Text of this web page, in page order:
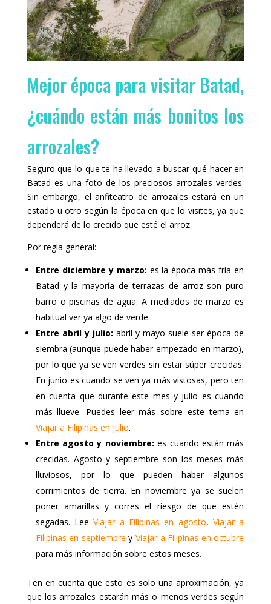
Mejor época para visitar Batad,
¿cuándo están más bonitos los
arrozales?
Seguro que lo que te ha llevado a buscar qué hacer en
Batad es una foto de los preciosos arrozales verdes.
Sin embargo, el anfiteatro de arrozales estará en un
estado u otro según la época en que lo visites, ya que
dependerá de lo crecido que esté el arroz.
Por regla general:
Entre diciembre y marzo: es la época más fría en
Batad y la mayoría de terrazas de arroz son puro
barro o piscinas de agua. A mediados de marzo es
habitual ver ya algo de verde.
Entre abril y julio: abril y mayo suele ser época de
siembra (aunque puede haber empezado en marzo),
por lo que ya se ven verdes sin estar súper crecidas.
En junio es cuando se ven ya más vistosas, pero ten
en cuenta que durante este mes y julio es cuando
más llueve. Puedes leer más sobre este tema en
Viajar a Filipinas en julio.
Entre agosto y noviembre:es cuando están más
crecidas. Agosto y septiembre son los meses más
lluviosos, por lo que pueden haber algunos
corrimientos de tierra. En noviembre ya se suelen
poner amarillas y corres el riesgo de que estén
segadas. LeeViajar a Filipinas en agosto, Viajar a
Filipinas en septiembre yViajar a Filipinas en octubre
para más información sobre estos meses.
Ten en cuenta que esto es solo una aproximación, ya
que los arrozales estarán más o menos verdes según